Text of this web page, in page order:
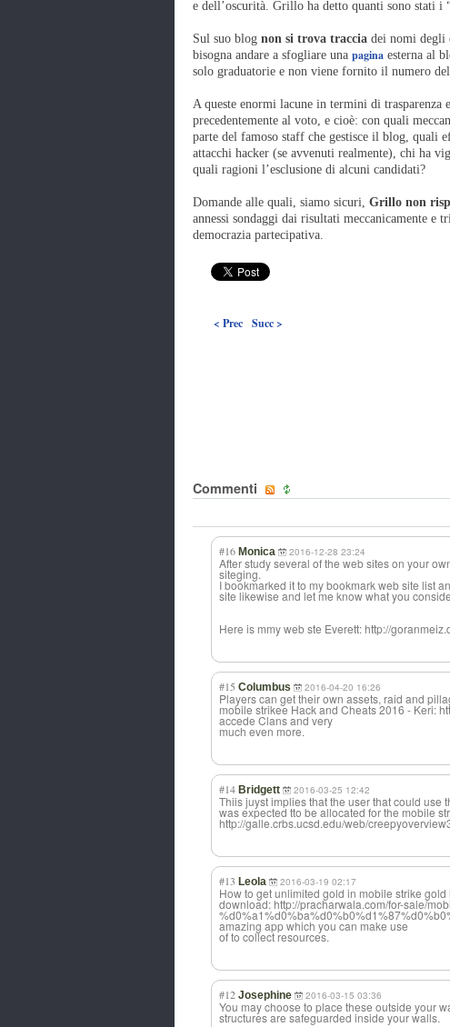
e dell’oscurità. Grillo ha detto quanti sono stati
Sul suo blog non si trova traccia dei nomi degli
bisogna andare a sfogliare una pagina esterna al
solo graduatorie e non viene fornito il numero
A queste enormi lacune in termini di trasparenza
precedentemente al voto, e cioè: con quali
parte del famoso staff che gestisce il blog, quali
attacchi hacker (se avvenuti realmente), chi ha
quali ragioni l’esclusione di alcuni candidati?
Domande alle quali, siamo sicuri, Grillo non
annessi sondaggi dai risultati meccanicamente e
democrazia partecipativa.
< Prec Succ >
Commenti
#16 Monica 2016-12-28 23:24
After study several of the web sites on your
siteging.
I bookmarked it to my bookmark web site list
site likewise and let me know what you
Here is mmy web ste Everett: http://
#15 Columbus 2016-04-20 16:26
Players can get their own assets, raid and
mobile strikee Hack and Cheats 2016 - Keri:
accede Clans and very
much even more.
#14 Bridgett 2016-03-25 12:42
Thiis juyst implies that the user that could use
was expected tto be allocated for the mobile
http://galle.crbs.ucsd.edu/web/
#13 Leola 2016-03-19 02:17
How to get unlimited gold in mobile strike gold
download: http://pracharwala.com/for-sale/
amazing app which you can make use
of to collect resources.
#12 Josephine 2016-03-15 03:36
You may choose to place these outside your
structures are safeguarded inside your walls.